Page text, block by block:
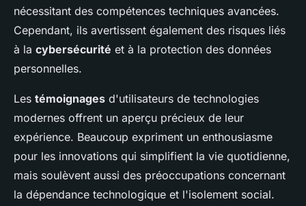
nécessitant des compétences techniques avancées.
Cependant, ils avertissent également des risques liés
à la cybersécurité et à la protection des données
personnelles.
Les témoignages d'utilisateurs de technologies
modernes offrent un aperçu précieux de leur
expérience. Beaucoup expriment un enthousiasme
pour les innovations qui simplifient la vie quotidienne,
mais soulèvent aussi des préoccupations concernant
la dépendance technologique et l'isolement social.